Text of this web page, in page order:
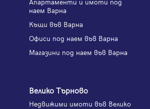
наем Варна
Къщи във Варна
Офиси под наем във Варна
Магазини под наем във Варна
Велико Търново
Недвижими имоти във Велико